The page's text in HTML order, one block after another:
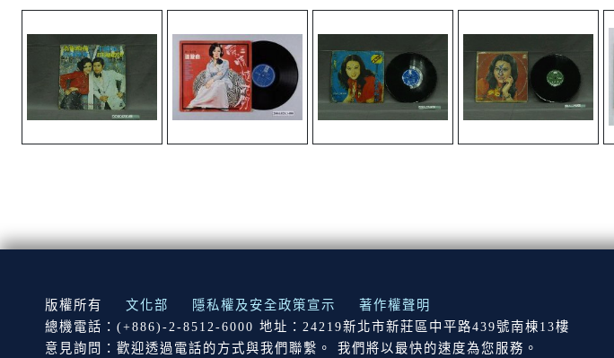
:::
版權所有 文化部 隱私權及安全政策宣示
著作權聲明
總機電話：(+886)-2-8512-6000 地址：24219新北市新莊區中平路439號南棟13樓
意見詢問：歡迎透過電話的方式與我們聯繫。 我們將以最快的速度為您服務。